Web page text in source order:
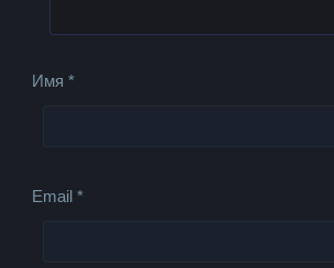
Имя*
Email*